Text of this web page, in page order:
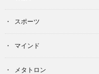
スポーツ
マインド
メタトロン